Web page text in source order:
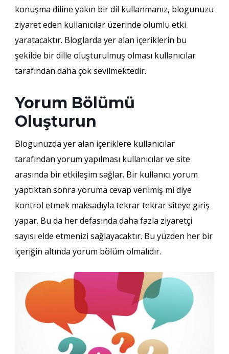
konuşma diline yakın bir dil kullanmanız, blogunuzu
ziyaret eden kullanıcılar üzerinde olumlu etki
yaratacaktır. Bloglarda yer alan içeriklerin bu
şekilde bir dille oluşturulmuş olması kullanıcılar
tarafından daha çok sevilmektedir.
Yorum Bölümü
Oluşturun
Blogunuzda yer alan içeriklere kullanıcılar
tarafından yorum yapılması kullanıcılar ve site
arasında bir etkileşim sağlar. Bir kullanıcı yorum
yaptıktan sonra yoruma cevap verilmiş mi diye
kontrol etmek maksadıyla tekrar tekrar siteye giriş
yapar. Bu da her defasında daha fazla ziyaretçi
sayısı elde etmenizi sağlayacaktır. Bu yüzden her bir
içeriğin altında yorum bölüm olmalıdır.